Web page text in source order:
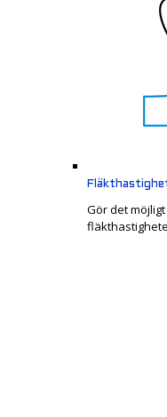
Gör det